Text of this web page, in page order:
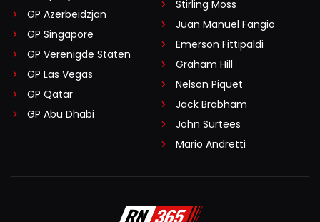
GP Azerbeidzjan
GP Singapore
GP Verenigde Staten
GP Las Vegas
GP Qatar
GP Abu Dhabi
Stirling Moss
Juan Manuel Fangio
Emerson Fittipaldi
Graham Hill
Nelson Piquet
Jack Brabham
John Surtees
Mario Andretti